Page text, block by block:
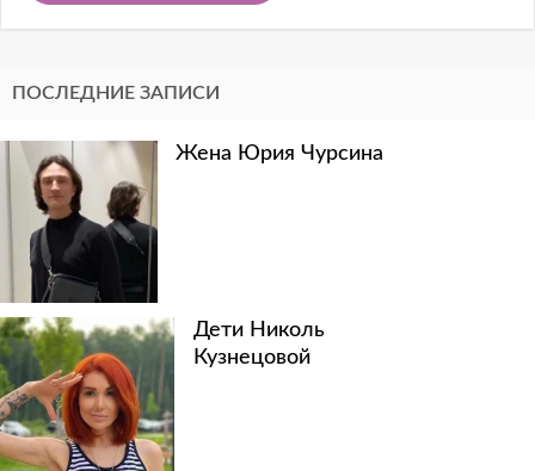
ПОСЛЕДНИЕ ЗАПИСИ
Жена Юрия Чурсина
Дети Николь
Кузнецовой